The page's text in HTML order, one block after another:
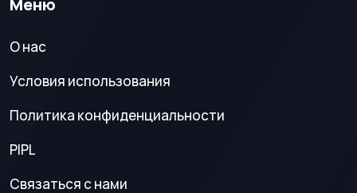
Меню
О нас
Условия использования
Политика конфиденциальности
PIPL
Связаться с нами